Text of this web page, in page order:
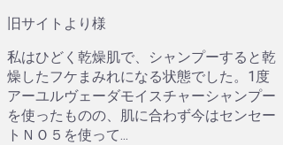
旧サイトより様
私はひどく乾燥肌で、シャンプーすると乾
燥したフケまみれになる状態でした。1度
アーユルヴェーダモイスチャーシャンプー
を使ったものの、肌に合わず今はセンセー
トＮＯ５を使って...